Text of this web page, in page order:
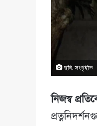
ছবি: সংগৃহীত
নিজস্ব